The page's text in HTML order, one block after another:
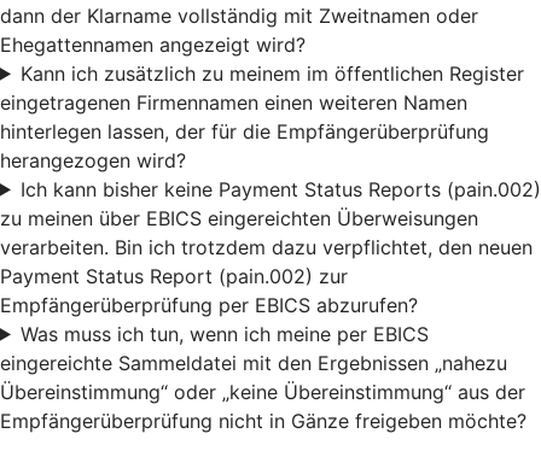
dann der Klarname vollständig mit Zweitnamen oder
Ehegattennamen angezeigt wird?
Kann ich zusätzlich zu meinem im öffentlichen Register
eingetragenen Firmennamen einen weiteren Namen
hinterlegen lassen, der für die Empfängerüberprüfung
herangezogen wird?
Ich kann bisher keine Payment Status Reports (pain.002)
zu meinen über EBICS eingereichten Überweisungen
verarbeiten. Bin ich trotzdem dazu verpflichtet, den neuen
Payment Status Report (pain.002) zur
Empfängerüberprüfung per EBICS abzurufen?
Was muss ich tun, wenn ich meine per EBICS
eingereichte Sammeldatei mit den Ergebnissen „nahezu
Übereinstimmung“ oder „keine Übereinstimmung“ aus der
Empfängerüberprüfung nicht in Gänze freigeben möchte?